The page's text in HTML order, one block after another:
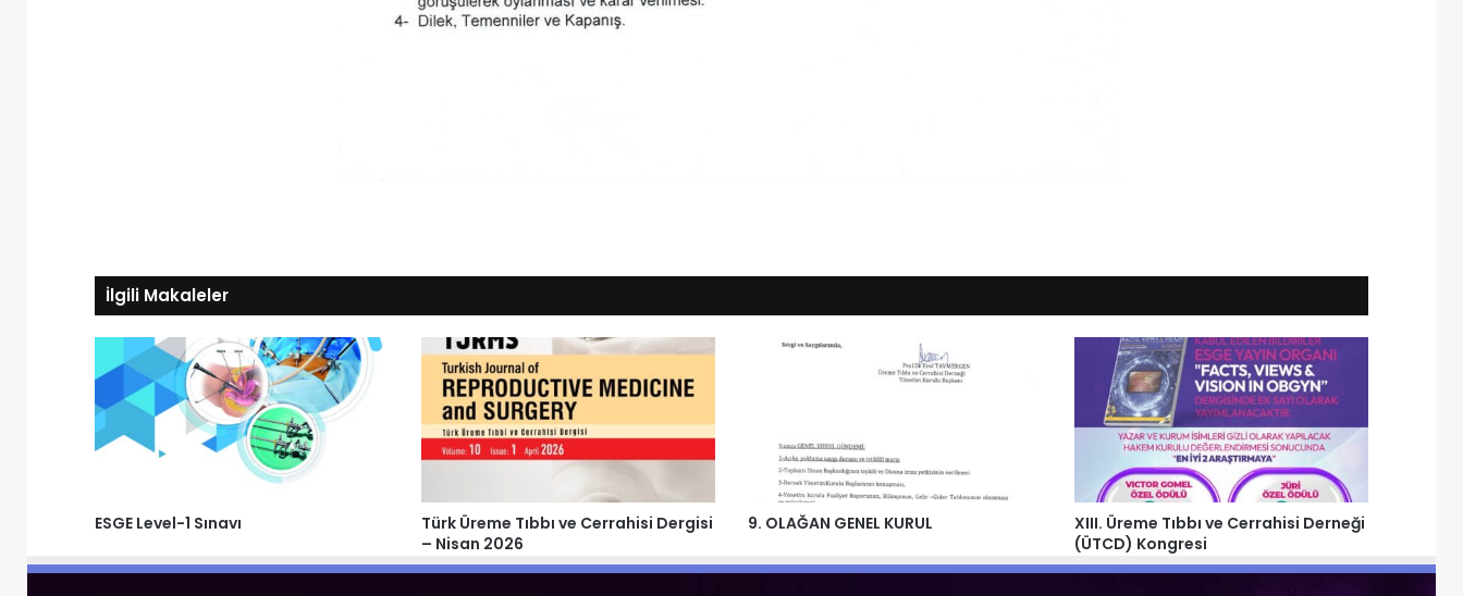
İlgili Makaleler
ESGE Level-1 Sınavı
Türk Üreme Tıbbı ve Cerrahisi Dergisi
– Nisan 2026
9. OLAĞAN GENEL KURUL
XIII. Üreme Tıbbı ve Cerrahisi Derneği
(ÜTCD) Kongresi